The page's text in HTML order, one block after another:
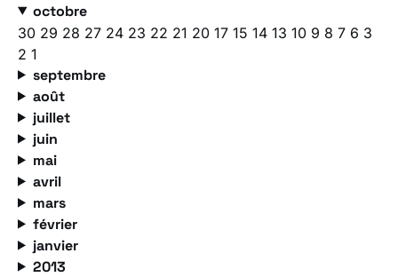
octobre
30 29 28 27 24 23 22 21 20 17 15 14 13 10 9 8 7 6 3
2 1
septembre
août
juillet
juin
mai
avril
mars
février
janvier
2013